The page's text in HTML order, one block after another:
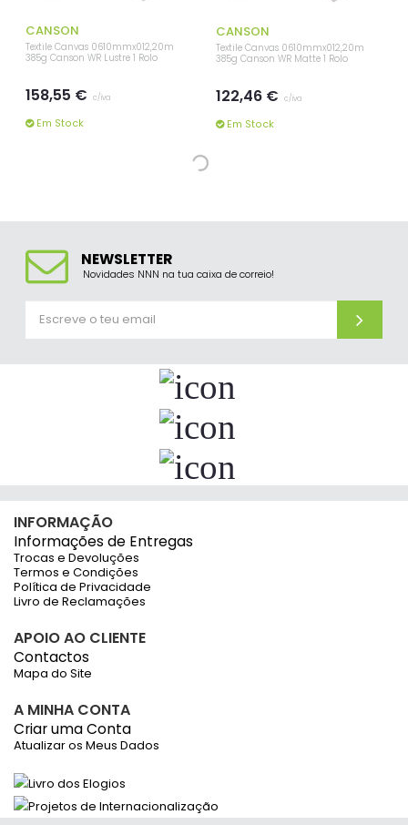
CANSON
Textile Canvas 0610mmx012,20m
385g Canson WR Lustre 1 Rolo
158,55 € c/iva
Em Stock
CANSON
Textile Canvas 0610mmx012,20m
385g Canson WR Matte 1 Rolo
122,46 € c/iva
Em Stock
395g Canson WR Matte 1 Rolo
95,94 €c/iva
385g Canson WR Lustre 1 Rolo
CANSON
Textile Canvas 0914mmx012,20m
385g WR Matte 1 Rolo
175,31 €c/iva
Por Encomenda, em5/6 Dias
CANSON
EVOLUTION
Textile Canvas 0914mmx015m 350g 1
Textile Canvas 1118mmx012,20m 385g